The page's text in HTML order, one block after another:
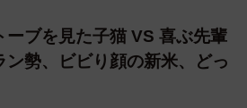
ーブを見た子猫 VS 喜ぶ先輩
勢、ビビり顔の新米、どっ